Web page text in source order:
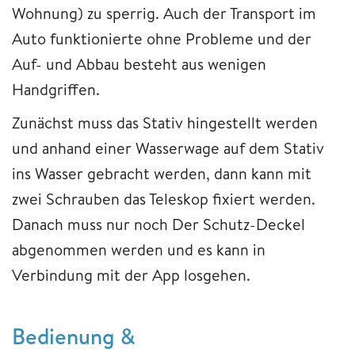
Wohnung) zu sperrig. Auch der Transport im
Auto funktionierte ohne Probleme und der
Auf- und Abbau besteht aus wenigen
Handgriffen.
Zunächst muss das Stativ hingestellt werden
und anhand einer Wasserwage auf dem Stativ
ins Wasser gebracht werden, dann kann mit
zwei Schrauben das Teleskop fixiert werden.
Danach muss nur noch Der Schutz-Deckel
abgenommen werden und es kann in
Verbindung mit der App losgehen.
Bedienung &